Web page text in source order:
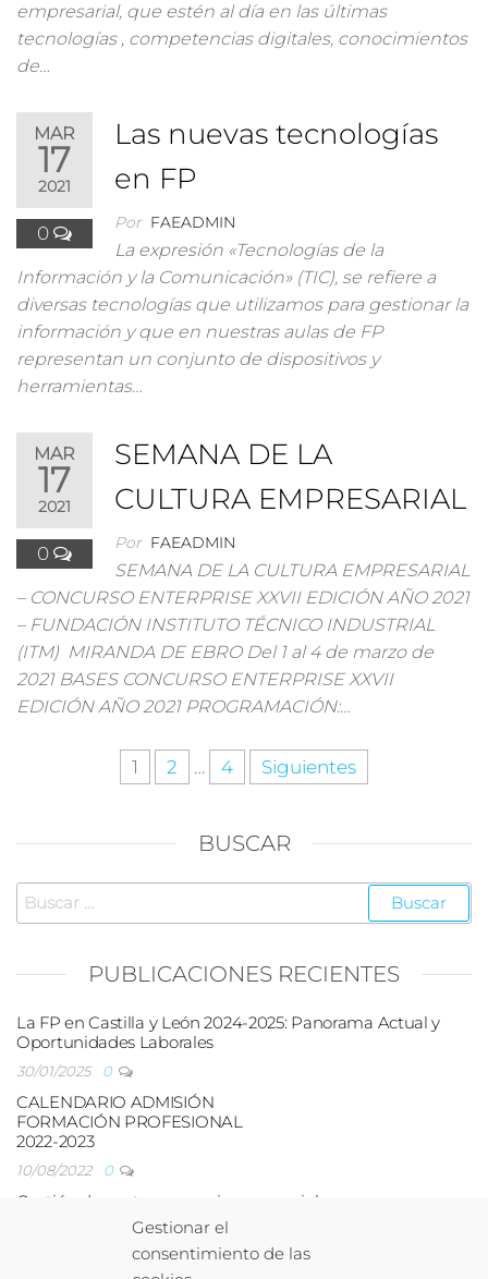
Gestionar el
consentimiento de las
empresarial, que estén al día en las últimas
tecnologías , competencias digitales, conocimientos
de…
MAR
17
2021
0
Las nuevas tecnologías
en FP
Por FAEADMIN
La expresión «Tecnologías de la
Información y la Comunicación» (TIC), se refiere a
diversas tecnologías que utilizamos para gestionar la
información y que en nuestras aulas de FP
representan un conjunto de dispositivos y
herramientas…
MAR
17
2021
0
SEMANA DE LA
CULTURA EMPRESARIAL
Por FAEADMIN
SEMANA DE LA CULTURA EMPRESARIAL
– CONCURSO ENTERPRISE XXVII EDICIÓN AÑO 2021
– FUNDACIÓN INSTITUTO TÉCNICO INDUSTRIAL
(ITM) MIRANDA DE EBRO Del 1 al 4 de marzo de
2021 BASES CONCURSO ENTERPRISE XXVII
EDICIÓN AÑO 2021 PROGRAMACIÓN:…
Paginación
entradas
1 2 … 4 Siguientes
BUSCAR
Buscar:
PUBLICACIONES RECIENTES
La FP en Castilla y León 2024-2025: Panorama Actual y
Oportunidades Laborales
30/01/2025 0
CALENDARIO ADMISIÓN
FORMACIÓN PROFESIONAL
2022-2023
10/08/2022 0
Gestión de ventas y espacios comerciales
Las nuevas tecnologías en FP